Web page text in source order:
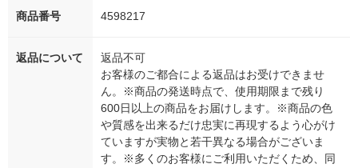
商品番号 4598217
返品について
返品不可
お客様のご都合による返品はお受けできませ
ん。※商品の発送時点で、使用期限まで残り
600日以上の商品をお届けします。※商品の色
や質感を出来るだけ忠実に再現するよう心がけ
ていますが実物と若干異なる場合がございま
す。※多くのお客様にご利用いただくため、同